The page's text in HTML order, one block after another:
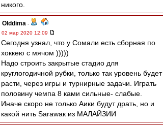
никого.
Olddima -
02 мар 2020 12:09
Сегодня узнал, что у Сомали есть сборная по
хоккею с мячом )))))
Надо строить закрытые стадио для
круглогодичной рубки, только так уровень будет
расти, через игры и турнирные задачи. Играть
половину чемпа 8 ками сильные- слабые.
Иначе скоро не только Аики будут драть, но и
какой нить Sarawaк из МАЛАЙЗИИ